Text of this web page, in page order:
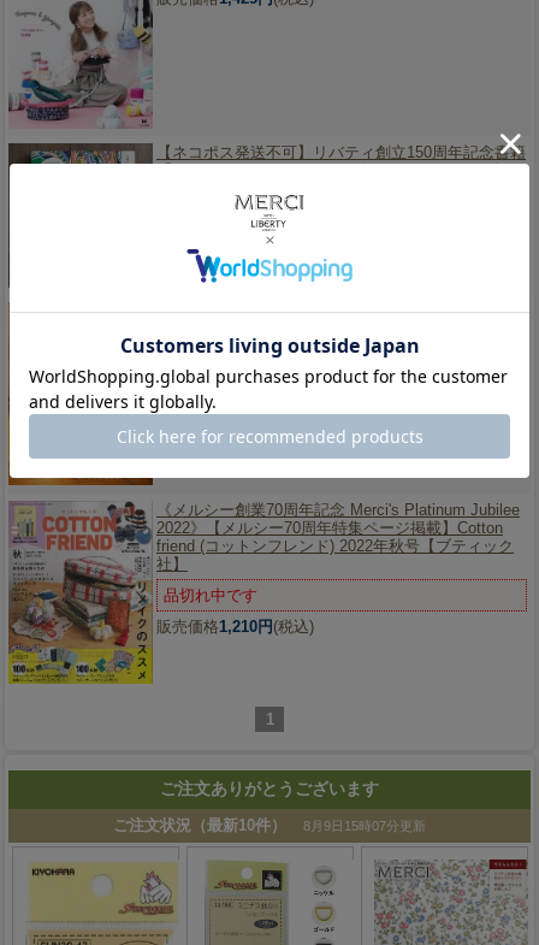
【ネコポス発送不可】
リバティ創立150周年記念書籍
「LIBERTY. リバティのデザイン・パターン・色」
トクレア著 本 LIBERTY150-BOOK-ZCC
販売価格3,630円 (税込)
《MERCI×コットンフレンド別注リバティファブリ
ットンフレンド) 2023年秋号【ブティック社】
品切れ中です
販売価格
《メルシー創業70周年記念 Merci's Platinum Jubilee
2022》
【メルシー70周年特集ページ掲載】Cotton
friend (コットンフレンド) 2022年秋号【ブティック
社】
品切れ中です
販売価格1,210円(税込)
1
ご注文ありがとうございます